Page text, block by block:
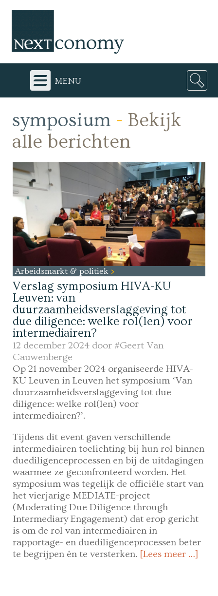
menu
symposium - Bekijk
alle berichten
Arbeidsmarkt & politiek
Verslag symposium HIVA-KU
Leuven: van
duurzaamheidsverslaggeving tot
due diligence: welke rol(len) voor
intermediairen?
12 december 2024 door #Geert Van
Cauwenberge
Op 21 november 2024 organiseerde HIVA-
KU Leuven in Leuven het symposium ‘Van
duurzaamheidsverslaggeving tot due
diligence: welke rol(len) voor
intermediairen?’.
Tijdens dit event gaven verschillende
intermediairen toelichting bij hun rol binnen
duediligenceprocessen en bij de uitdagingen
waarmee ze geconfronteerd worden. Het
symposium was tegelijk de officiële start van
het vierjarige MEDIATE-project
(Moderating Due Diligence through
Intermediary Engagement) dat erop gericht
is om de rol van intermediairen in
rapportage- en duediligenceprocessen beter
te begrijpen én te versterken. [Lees meer …]